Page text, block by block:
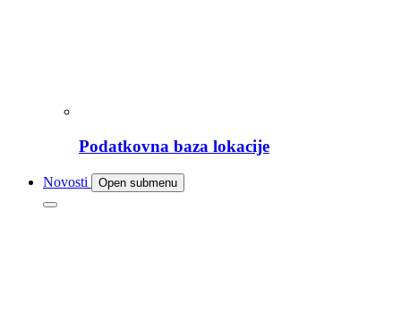
Podatkovna baza lokacije
Novosti Open submenu